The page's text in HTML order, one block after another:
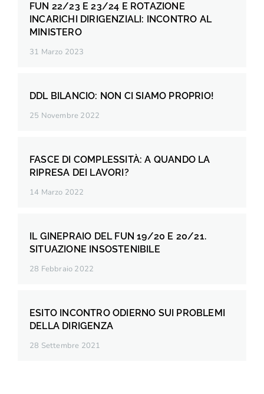
FUN 22/23 E 23/24 E ROTAZIONE
INCARICHI DIRIGENZIALI: INCONTRO AL
MINISTERO
31 Marzo 2023
DDL BILANCIO: NON CI SIAMO PROPRIO!
25 Novembre 2022
FASCE DI COMPLESSITÀ: A QUANDO LA
RIPRESA DEI LAVORI?
14 Marzo 2022
IL GINEPRAIO DEL FUN 19/20 E 20/21.
SITUAZIONE INSOSTENIBILE
28 Febbraio 2022
ESITO INCONTRO ODIERNO SUI PROBLEMI
DELLA DIRIGENZA
28 Settembre 2021